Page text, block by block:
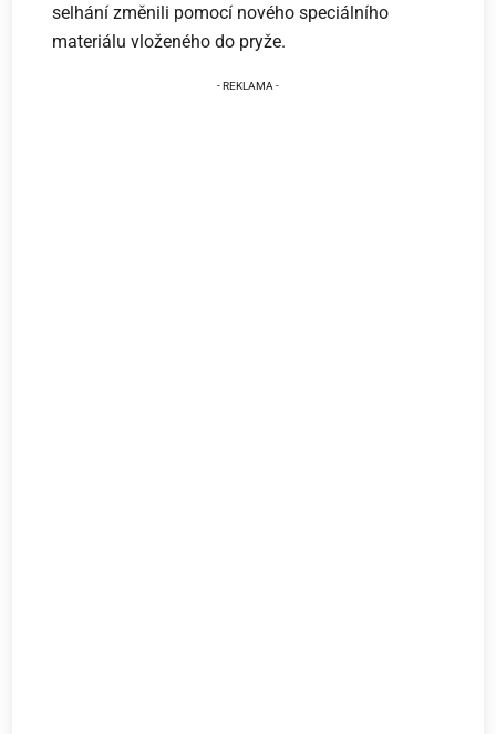
selhání změnili pomocí nového speciálního
materiálu vloženého do pryže.